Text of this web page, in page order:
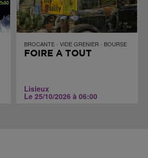
BROCANTE - VIDE GRENIER - BOURSE
FOIRE À TOUT
Lisieux
Le 25/10/2026 à 06:00